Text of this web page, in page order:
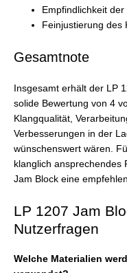
Empfindlichkeit
Feinjustierung des
Gesamtnote
Insgesamt erhält der LP
solide Bewertung von 4
Klangqualität,
Verbesserungen in der
wünschenswert wären.
klanglich ansprechendes
Jam Block eine
LP 1207 Jam
Nutzerfragen
Welche Materialien